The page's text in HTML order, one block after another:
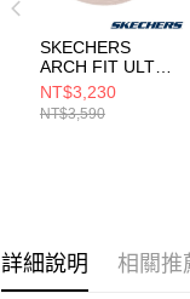
SKECHERS
ARCH FIT ULTRA
FLEX
3.0_MARTHA
STEWART 女 休閒
NT$3,230
NT$3,590
詳細說明 相關推